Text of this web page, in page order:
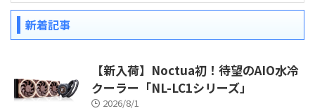
新着記事
【新入荷】Noctua初！待望のAIO水冷
クーラー「NL-LC1シリーズ」
2026/8/1